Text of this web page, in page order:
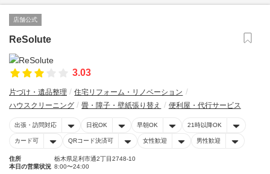
店舗公式
ReSolute
3.03
片づけ・遺品整理
住宅リフォーム・リノベーション
ハウスクリーニング
畳・障子・壁紙張り替え 便利屋・代行サービス
出張・訪問対応 日祝OK 早朝OK 21時以降OK
カード可 QRコード決済可 女性歓迎 男性歓迎
住所
栃木県足利市通2丁目2748-10
本日の営業状況 8:00〜24:00